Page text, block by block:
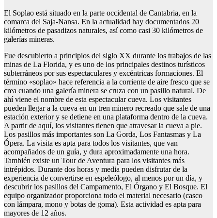
El Soplao está situado en la parte occidental de Cantabria, en la
comarca del Saja-Nansa. En la actualidad hay documentados 20
kilómetros de pasadizos naturales, así como casi 30 kilómetros de
galerías mineras.
Fue descubierto a principios del siglo XX durante los trabajos de las
minas de La Florida, y es uno de los principales destinos turísticos
subterráneos por sus espectaculares y excéntricas formaciones. El
término «soplao» hace referencia a la corriente de aire fresco que se
crea cuando una galería minera se cruza con un pasillo natural. De
ahí viene el nombre de esta espectacular cueva. Los visitantes
pueden llegar a la cueva en un tren minero recreado que sale de una
estación exterior y se detiene en una plataforma dentro de la cueva.
A partir de aquí, los visitantes tienen que atravesar la cueva a pie.
Los pasillos más importantes son La Gorda, Los Fantasmas y La
Ópera. La visita es apta para todos los visitantes, que van
acompañados de un guía, y dura aproximadamente una hora.
También existe un Tour de Aventura para los visitantes más
intrépidos. Durante dos horas y media pueden disfrutar de la
experiencia de convertirse en espeleólogo, al menos por un día, y
descubrir los pasillos del Campamento, El Órgano y El Bosque. El
equipo organizador proporciona todo el material necesario (casco
con lámpara, mono y botas de goma). Esta actividad es apta para
mayores de 12 años.